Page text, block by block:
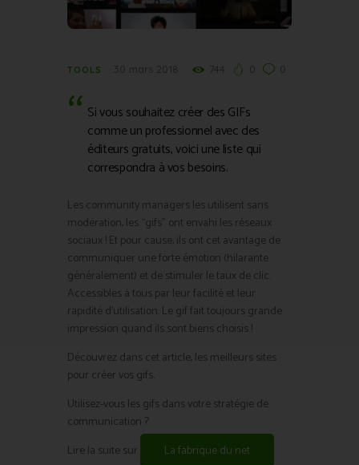
TOOLS
Si vous souhaitez créer des GIFs
comme un professionnel avec des
éditeurs gratuits, voici une liste qui
correspondra à vos besoins.
Les community managers les utilisent sans
modération, les “gifs” ont envahi les réseaux
sociaux ! Et pour cause, ils ont cet avantage de
communiquer une forte émotion (hilarante
généralement) et de stimuler le taux de clic.
Accessibles à tous par leur facilité et leur
rapidité d’utilisation. Le gif fait toujours grande
impression quand ils sont biens choisis !
Découvrez dans cet article, les meilleurs sites
pour créer vos gifs.
Utilisez-vous les gifs dans votre stratégie de
communication ?
Lire la suite sur
La fabrique du net